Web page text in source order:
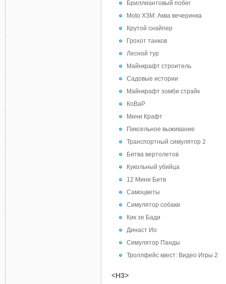
Бриллиантовый побег
Moto X3M: Аква вечеринка
Крутой снайпер
Грохот танков
Лесной тур
Майнкрафт строитель
Садовые истории
Майнкрафт зомби страйк
КоВаР
Мини Крафт
Пиксельное выживание
Транспортный симулятор 2
Битва вертолетов
Кукольный убийца
12 Мини Битв
Самоцветы
Симулятор собаки
Кик зе Бади
Династ Ио
Симулятор Панды
Троллфейс квест: Видео Игры 2
<H3>